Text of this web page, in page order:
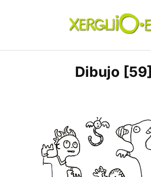
xerguio.ES | ilustración
Dibujo [59]